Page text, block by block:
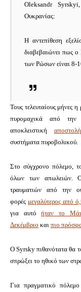
Oleksandr
Ουκρανίας:
Η αντεπίθεση
διαβεβαιώνει πως
των Ρώσων είναι 8-
Τους τελευταίους μήνες
πυρομαχικά από την
αποκλειστική
αποστολή
συστήματα πυροβολικού.
Στο σύγχρονο πόλεμο,
όλων των απωλειών.
τραυματιών από την
φορές μεγαλύτερος από
για αυτό
ήταν το
Δεκέμβριο και πιο
Ο Syrsky πιθανότατα θα
σπρώξει το ηθικό των
Για πραγματικό